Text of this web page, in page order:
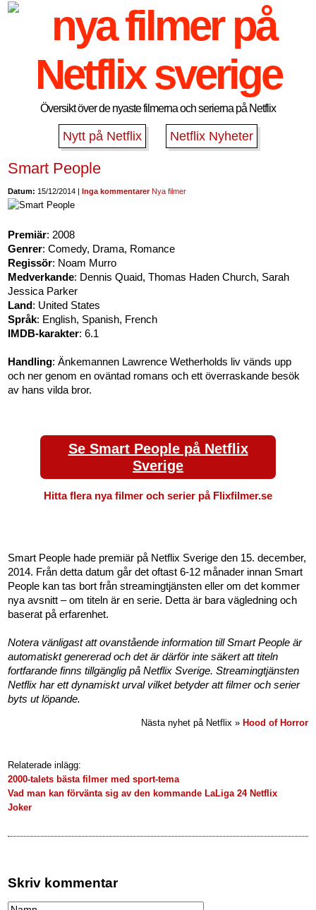
Översikt över de nyaste filmerna och serierna på Netflix
Nytt på Netflix Netflix Nyheter
Smart People
Datum: 15/12/2014 |Inga kommentarer Nya filmer
Premiär: 2008
Genrer: Comedy, Drama, Romance
Regissör: Noam Murro
Medverkande: Dennis Quaid, Thomas Haden Church, Sarah
Jessica Parker
Land: United States
Språk: English, Spanish, French
IMDB-karakter: 6.1
Handling: Änkemannen Lawrence Wetherholds liv vänds upp
och ner genom en oväntad romans och ett överraskande besök
av hans vilda bror.
Se Smart People på Netflix
Sverige
Hitta flera nya filmer och serier på Flixfilmer.se
Smart People hade premiär på Netflix Sverige den 15. december,
2014. Från detta datum går det oftast 6-12 månader innan Smart
People kan tas bort från streamingtjänsten eller om det kommer
nya avsnitt – om titeln är en serie. Detta är bara vägledning och
baserat på erfarenhet.
Notera vänligast att ovanstående information till Smart People är
automatiskt genererad och det är därför inte säkert att titeln
fortfarande finns tillgänglig på Netflix Sverige. Streamingtjänsten
Netflix har ett dynamiskt urval vilket betyder att filmer och serier
byts ut löpande.
Nästa nyhet på Netflix » Hood of Horror
Relaterade inlägg:
2000-talets bästa filmer med sport-tema
Vad man kan förvänta sig av den kommande LaLiga 24 Netflix
Joker
Skriv kommentar